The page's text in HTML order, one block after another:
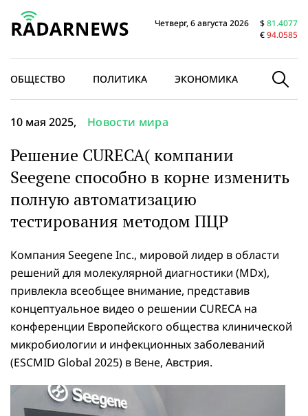
Четверг, 6 августа 2026 $81.4077
€94.0585
ОБЩЕСТВО ПОЛИТИКА ЭКОНОМИКА В МИРЕ
10 мая 2025, Новости мира
Решение CURECA( компании
Seegene способно в корне изменить
полную автоматизацию
тестирования методом ПЦР
Компания Seegene Inc., мировой лидер в области
решений для молекулярной диагностики (MDx),
привлекла всеобщее внимание, представив
концептуальное видео о решении CURECA на
конференции Европейского общества клинической
микробиологии и инфекционных заболеваний
(ESCMID Global 2025) в Вене, Австрия.